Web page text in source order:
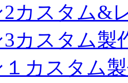
2カスタム&
カスタム製
１カスタム